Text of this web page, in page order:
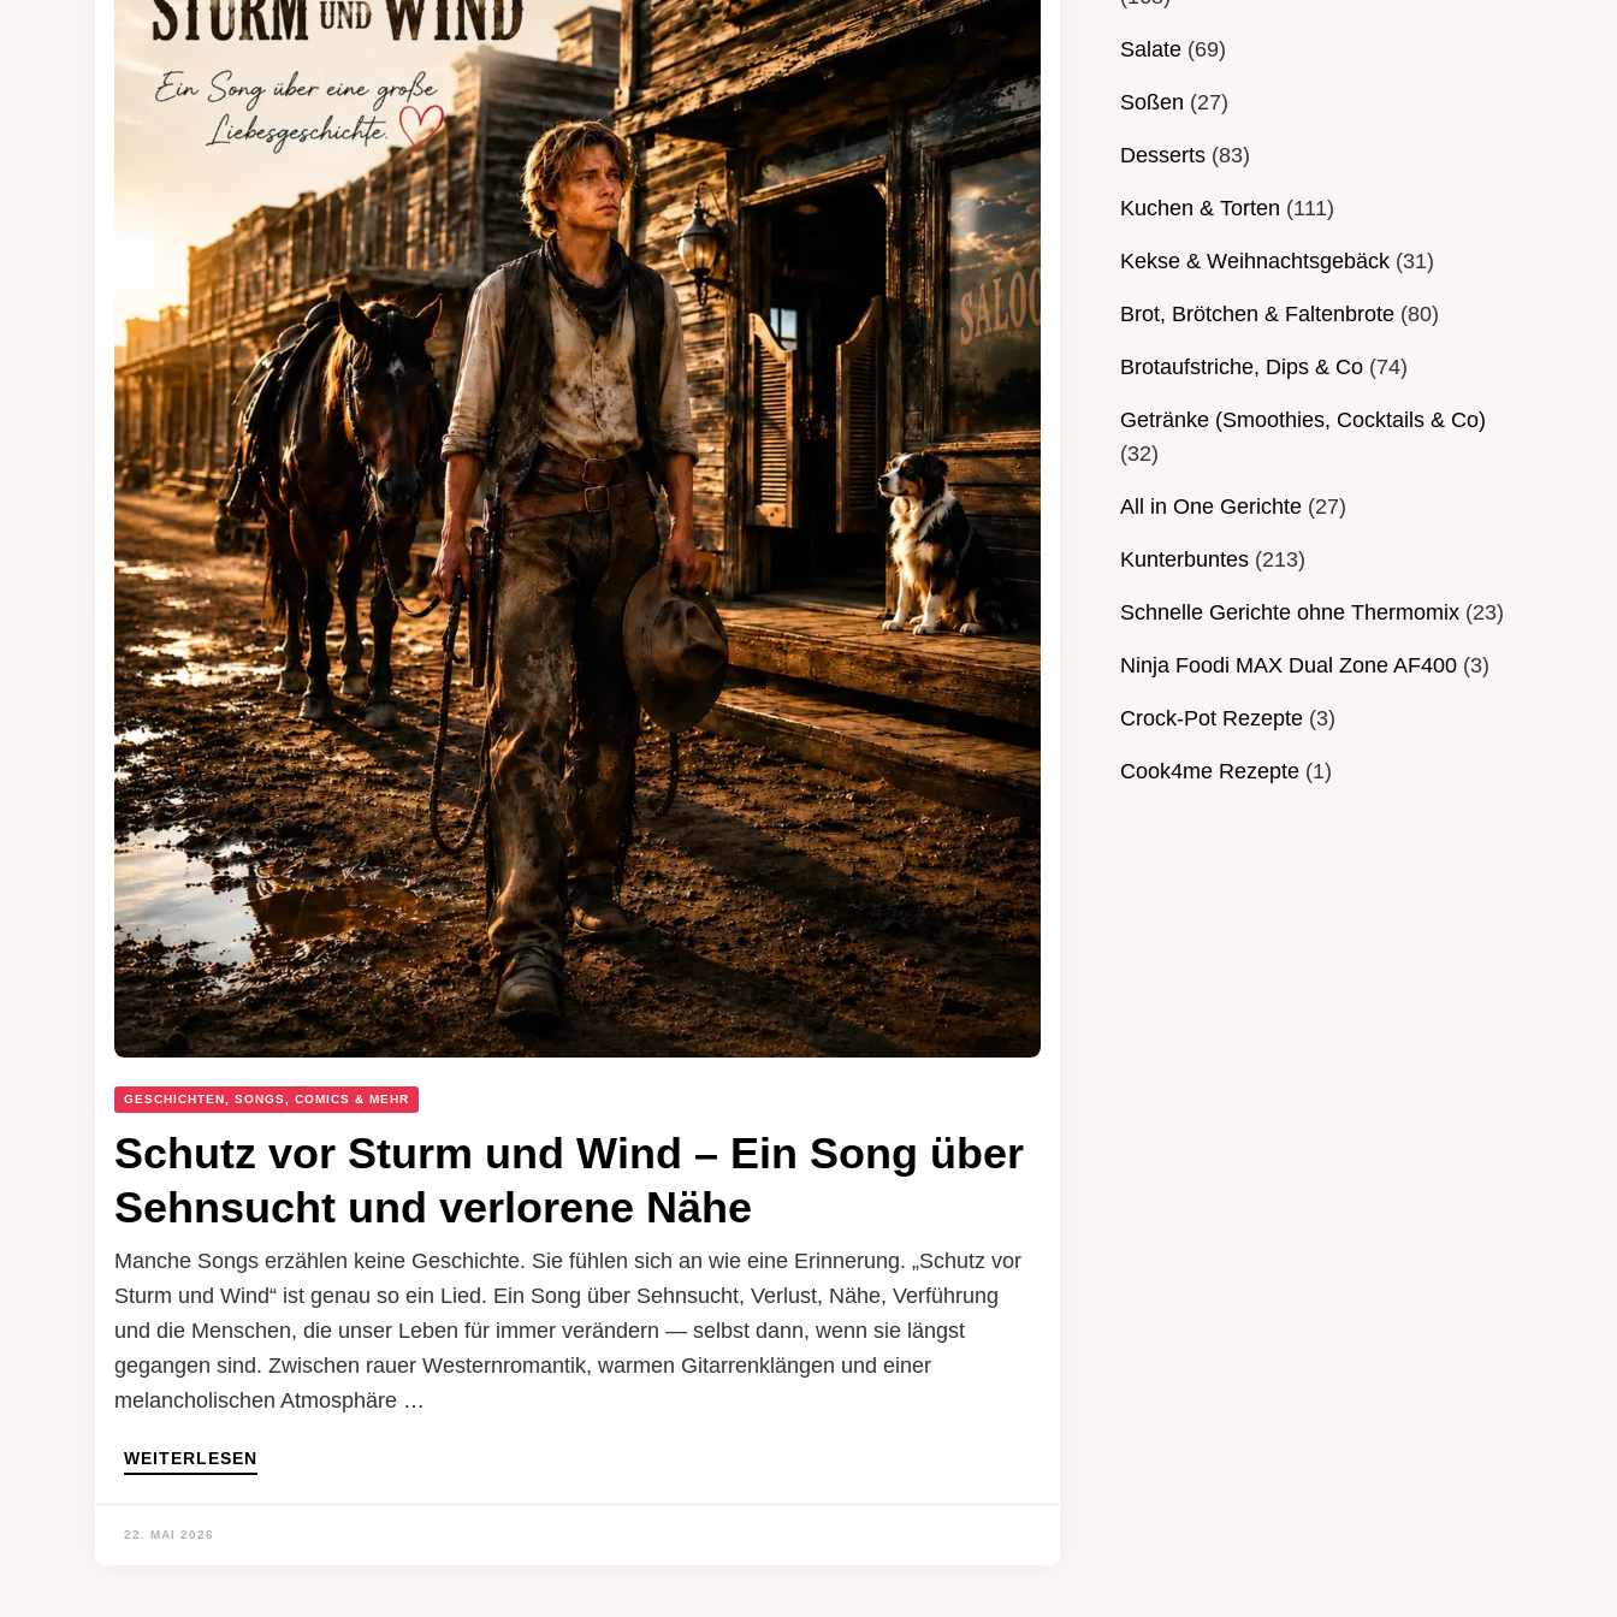
GESCHICHTEN, SONGS, COMICS & MEHR
Schutz vor Sturm und Wind – Ein Song über
Sehnsucht und verlorene Nähe
Manche Songs erzählen keine Geschichte. Sie fühlen sich an wie eine Erinnerung. „Schutz vor
Sturm und Wind“ ist genau so ein Lied. Ein Song über Sehnsucht, Verlust, Nähe, Verführung
und die Menschen, die unser Leben für immer verändern — selbst dann, wenn sie längst
gegangen sind. Zwischen rauer Westernromantik, warmen Gitarrenklängen und einer
melancholischen Atmosphäre …
WEITERLESEN
22. MAI 2026
Salate(69)
Soßen (27)
Desserts(83)
Kuchen & Torten (111)
Kekse & Weihnachtsgebäck(31)
Brot, Brötchen & Faltenbrote(80)
Brotaufstriche, Dips & Co(74)
Getränke (Smoothies, Cocktails & Co)
(32)
All in One Gerichte(27)
Kunterbuntes(213)
Schnelle Gerichte ohne Thermomix(23)
Ninja Foodi MAX Dual Zone AF400(3)
Crock-Pot Rezepte(3)
Cook4me Rezepte(1)